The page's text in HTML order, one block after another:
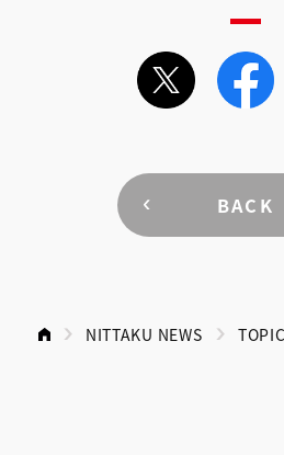
BACK
NITTAKU NEWS